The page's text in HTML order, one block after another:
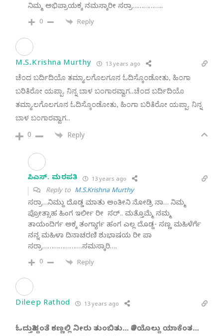
ನಿಮ್ಮ ಅಭಿಪ್ರಾಯಕ್ಕ ನಮಸ್ಕಾರೀ ಸರ್ರಾ……………..
0 Reply
M.S.Krishna Murthy 13 years ago
ಚೆಂದ ಬರ್ದಿದಿಯೊ ತಮ್ಮಾ.ಲಗೊಲಗೂನ ಓದಿಸ್ಕೊಂಡೋತು, ಹಿಂಗಾ
ಬರಿತಿರೋ ಯಪ್ಪಾ. ನಿನ್ನ ಬಾಳ ಬಂಗಾರವ್ವಾಗ..ಚೆಂದ ಬರ್ದಿದಿಯೊ
ತಮ್ಮಾ.ಲಗೊಲಗೂನ ಓದಿಸ್ಕೊಂಡೋತು, ಹಿಂಗಾ ಬರಿತಿರೋ ಯಪ್ಪಾ. ನಿನ್ನ
ಬಾಳ ಬಂಗಾರವ್ವಾಗ..
0 Reply
ಸಿ. ಎಸ್. ಮಠಪತಿ 13 years ago
Reply to M.S.Krishna Murthy
ಸರ್ರಾ…ನಿಮ್ದು ದೊಡ್ಡ ಮಾತು ಅಂತೀನಿ ನೋಡ್ರಿ ನಾ… ನಿಮ್ಮ
ಪ್ರೋತ್ಸಾಹ ಹಿಂಗ ಇರ್ಲೀ ರೀ ಸರ್.. ಮತ್ತೊಮ್ಮೆ ನಮ್ಮ
ತಾಯಂದಿರ್ಗ ಅಕ್ಕ ತಂಗ್ಯಾರ್ಗ ಹಂಗ ಎಲ್ಲ ದೊಡ್ದ- ಸಣ್ಣ ಮಹಿಳೆರ್ಗೆ
ನನ್ನ ಮಹಿಳಾ ದಿನಾಚರಣಿ ಶುಭಾಷಯ ರೀ ಪಾ
ಸರ್ರಾ………………….ಸಮಸ್ಕಾರಿ….
0 Reply
Dileep Rathod 13 years ago
ಓದುತ್ತಿದ್ದಂತೆ ಕಣ್ಣಲ್ಲಿ ನೀರು ತುಂಬಿತು… ತಿಳಿಯೊಲ್ದು ಯಾಕೆಂತ…